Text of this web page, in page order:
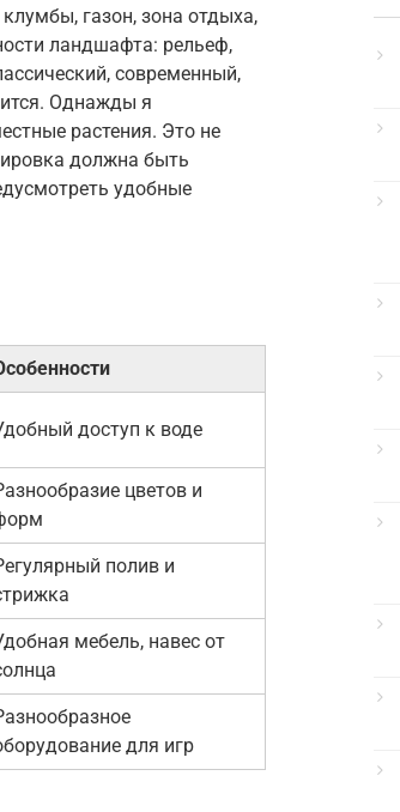
газон, зона отдыха,
ландшафта: рельеф,
современный,
Однажды я
растения. Это не
должна быть
удобные
доступ к воде
цветов и
полив и
мебель, навес от
для игр